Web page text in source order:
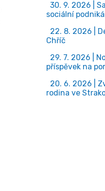
30. 9. 2026 |
sociální
22. 8. 2026 |
Chříč
29. 7. 2026 |
příspěvek na
20. 6. 2026 |
rodina ve